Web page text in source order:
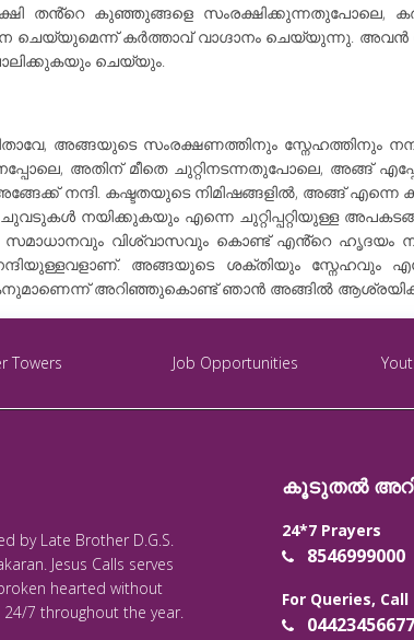
തൻ്റെ കുഞ്ഞുങ്ങളെ സംരക്ഷിക്കുന്നതുപോലെ,
ചെയ്യുമെന്ന് കർത്താവ് വാഗ്ദാനം ചെയ്യുന്നു. അവൻ
ചെയ്യും.
അങ്ങയുടെ സംരക്ഷണത്തിനും സ്നേഹത്തിനും
അതിന് മീതെ ചുറ്റിനടന്നതുപോലെ, അങ്ങ്
നന്ദി. കഷ്ടതയുടെ നിമിഷങ്ങളിൽ, അങ്ങ്
നയിക്കുകയും എന്നെ ചുറ്റിപ്പറ്റിയുള്ള
സമാധാനവും വിശ്വാസവും കൊണ്ട് എൻ്റെ ഹൃദയം
അങ്ങയുടെ ശക്തിയും സ്നേഹവും
അറിഞ്ഞുകൊണ്ട് ഞാൻ അങ്ങിൽ
Towers Job Opportunities
by Late Brother D.G.S.
Jesus Calls serves
hearted without
7 throughout the year.
കൂടുതൽ
24*7 Prayers
8546999000
For Queries, Call
04423456677